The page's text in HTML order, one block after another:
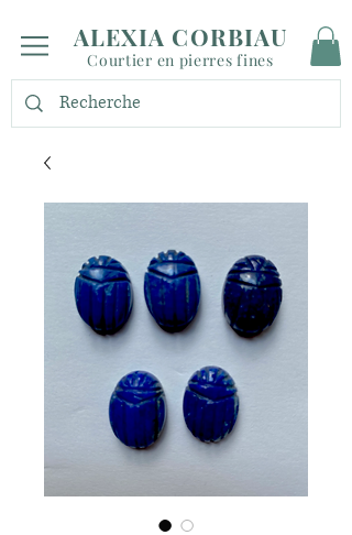
ALEXIA CORBIAU
Courtier en pierres fines